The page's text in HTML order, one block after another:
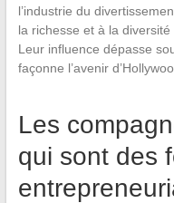
l’industrie du
la richesse et à la
Leur influence dépasse
façonne l’avenir
Les
qui sont des